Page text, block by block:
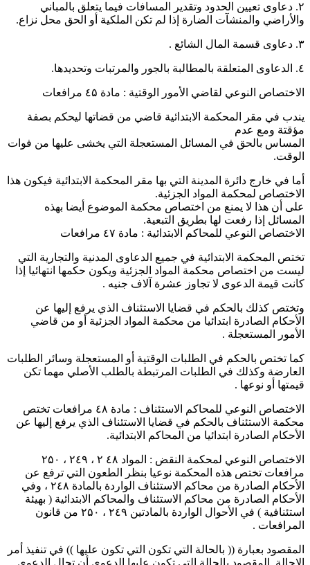
۲. دعاوى تعيين الحدود وتقدير المسافات فيما يتعلق بالمباني
والأراضي والمنشآت الضارة إذا لم تكن الملكية أو الحق محل نزاع.
۳. دعاوى قسمة المال الشائع .
٤. الدعاوى المتعلقة بالمطالبة بالجور والمرتبات وتحديدها.
الاختصاص النوعي لقاضي الأمور الوقتية : مادة ٤۵ مرافعات
يندب في مقر المحكمة الابتدائية قاضي من قضاتها ليحكم بصفة
مؤقتة ومع عدم
المساس بالحق في المسائل المستعجلة التي يخشى عليها من فوات
الوقت.
أما في خارج دائرة المدينة التي بها مقر المحكمة الابتدائية فيكون هذا
الاختصاص لمحكمة المواد الجزئية.
على أن هذا لا يمنع من اختصاص محكمة الموضوع أيضا بهذه
المسائل إذا رفعت لها بطريق التبعية.
الاختصاص النوعي للمحاكم الابتدائية : مادة ٤۷ مرافعات
تختص المحكمة الابتدائية في جميع الدعاوى المدنية والتجارية التي
ليست من اختصاص محكمة المواد الجزئية ويكون حكمها انتهائيا إذا
كانت قيمة الدعوى لا تجاوز عشرة آلاف جنيه .
وتختص كذلك بالحكم في قضايا الاستئناف الذي يرفع إليها عن
الأحكام الصادرة ابتدائيا من محكمة المواد الجزئية أو من قاضي
الأمور المستعجلة .
كما تختص بالحكم في الطلبات الوقتية أو المستعجلة وسائر الطلبات
العارضة وكذلك في الطلبات المرتبطة بالطلب الأصلي مهما تكن
قيمتها أو نوعها .
الاختصاص النوعي للمحاكم الاستئناف : مادة ٤۸ مرافعات تختص
محكمة الاستئناف بالحكم في قضايا الاستئناف الذي يرفع إليها عن
الأحكام الصادرة ابتدائيا من المحاكم الابتدائية.
الاختصاص النوعي لمحكمة النقض : المواد ٤۸ ۲ ، ۲٤۹ ، ۲۵۰
مرافعات تختص هذه المحكمة نوعيا بنظر الطعون التي ترفع عن
الأحكام الصادرة من محاكم الاستئناف الواردة بالمادة ۲٤۸ ، وفي
الأحكام الصادرة من محاكم الاستئناف والمحاكم الابتدائية ( بهيئة
استئنافية ) في الأحوال الواردة بالمادتين ۲٤۹ ، ۲۵۰ من قانون
المرافعات .
المقصود بعبارة (( بالحالة التي تكون التي تكون عليها )) في تنفيذ أمر